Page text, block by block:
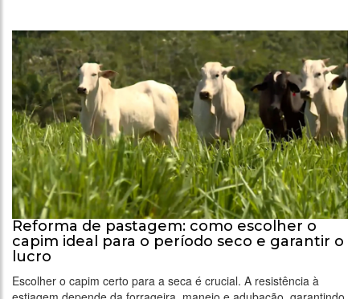
Reforma de pastagem: como escolher o
capim ideal para o período seco e garantir o
lucro
Escolher o capim certo para a seca é crucial. A resistência à